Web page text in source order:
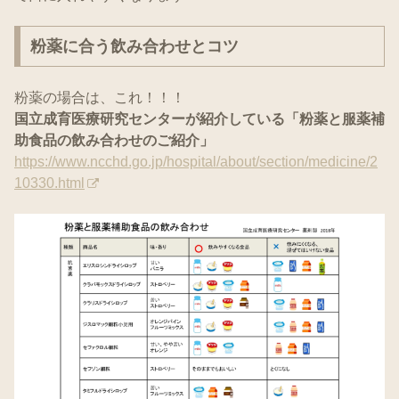
粉薬に合う飲み合わせとコツ
粉薬の場合は、これ！！！
国立成育医療研究センターが紹介している「粉薬と服薬補
助食品の飲み合わせのご紹介」
https://www.ncchd.go.jp/hospital/about/section/medicine/2
10330.html